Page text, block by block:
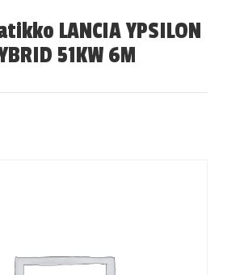
LANCIA YPSILON
51KW 6M